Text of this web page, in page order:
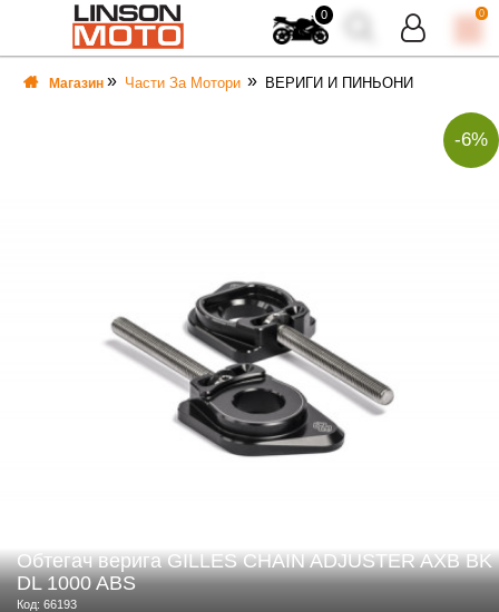
0 0
Магазин Части За Мотори ВЕРИГИ И ПИНЬОНИ
-6%
Обтегач верига GILLES CHAIN ADJUSTER AXB BK
DL 1000 ABS
Код: 66193